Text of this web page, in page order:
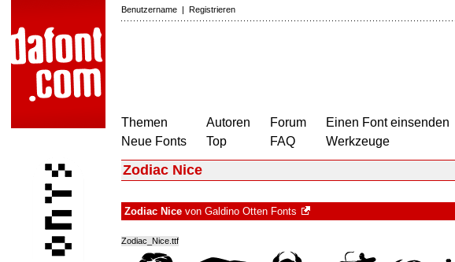
Benutzername | Registrieren
Themen
Neue Fonts
Autoren
Top
Forum
FAQ
Einen Font einsenden
Werkzeuge
Zodiac Nice
Zodiac Nice von Galdino Otten Fonts
Zodiac_Nice.ttf